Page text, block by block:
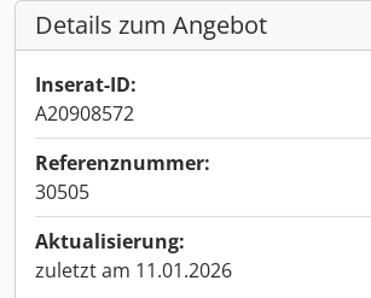
Details zum Angebot
Inserat-ID:
A20908572
Referenznummer:
30505
Aktualisierung:
zuletzt am 11.01.2026